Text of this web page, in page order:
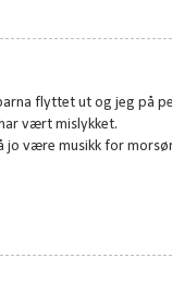
flyttet ut og jeg på
vært mislykket.
jo være musikk for